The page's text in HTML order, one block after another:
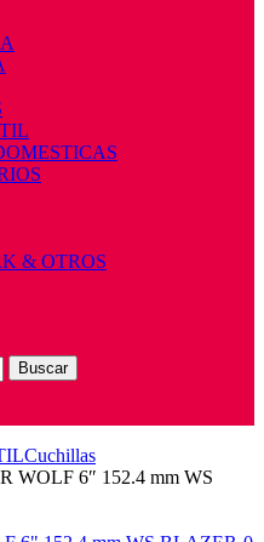
& OTROS
Buscar
Cuchillas
6″ 152.4 mm WS